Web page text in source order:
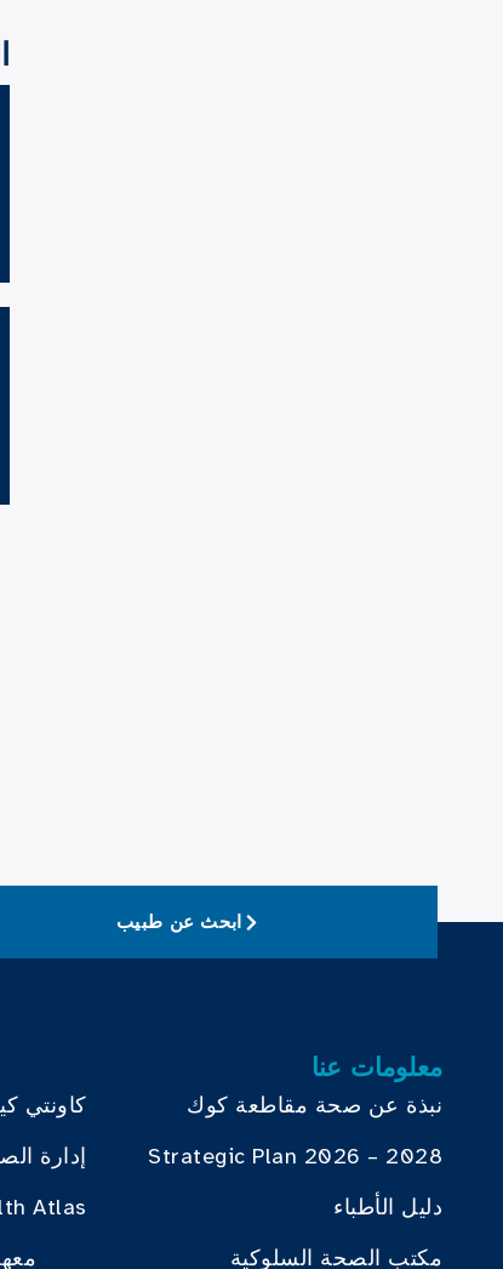
ابحث عن طبيب
معلومات عنا
نبذة عن صحة مقاطعة كوك
Strategic Plan 2026 – 2028
دليل الأطباء
مكتب الصحة السلوكية
كاونتي
إدارة
Atlas